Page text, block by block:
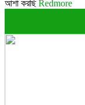
আশা করছিRedmore